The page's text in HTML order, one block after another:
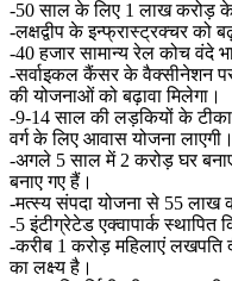
-50 साल के लिए 1 लाख करोड़ के
-लक्षद्वीप के इन्फ्रास्ट्रक्चर को
-40 हजार सामान्य रेल कोच वंदे
-सर्वाइकल कैंसर के वैक्सीनेशन
की योजनाओं को बढ़ावा मिलेगा।
-9-14 साल की लड़कियों के
वर्ग के लिए आवास योजना लाएगी।
-अगले 5 साल में 2 करोड़ घर
बनाए गए हैं।
-मत्स्य संपदा योजना से 55 लाख
-5 इंटीग्रेटेड एक्वापार्क स्थापित
-करीब 1 करोड़ महिलाएं लखपति
का लक्ष्य है।